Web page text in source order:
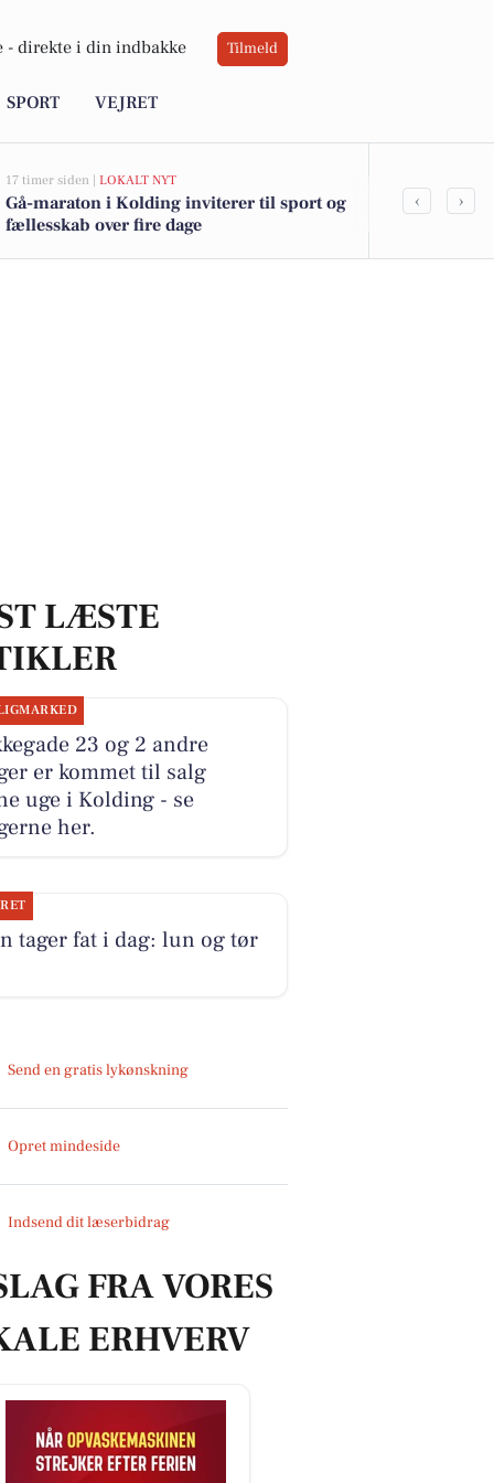
- direkte i din indbakke Tilmeld
SPORT VEJRET
17 timer siden | LOKALT NYT
Gå-maraton i Kolding inviterer til sport og
fællesskab over fire dage
Kolding
‹ ›
LÆSTE
23 og 2 andre
er kommet til salg
uge i Kolding - se
her.
tager fat i dag: lun og tør
Send en gratis lykønskning
Opret mindeside
Indsend dit læserbidrag
FRA VORES
ERHVERV